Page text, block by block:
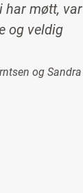
har møtt, var
og veldig
og Sandra